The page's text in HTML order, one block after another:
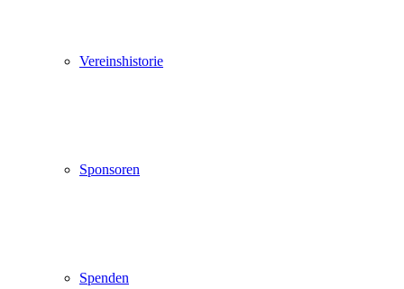
Vereinshistorie
Sponsoren
Spenden